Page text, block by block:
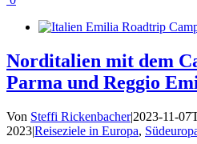
Norditalien mit dem
Parma und Reggio
Von Steffi Rickenbacher|2023-11-
2023|Reiseziele in Europa,